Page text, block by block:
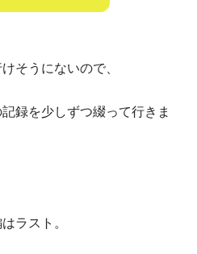
そうにないので、
録を少しずつ綴って行きま
ラスト。